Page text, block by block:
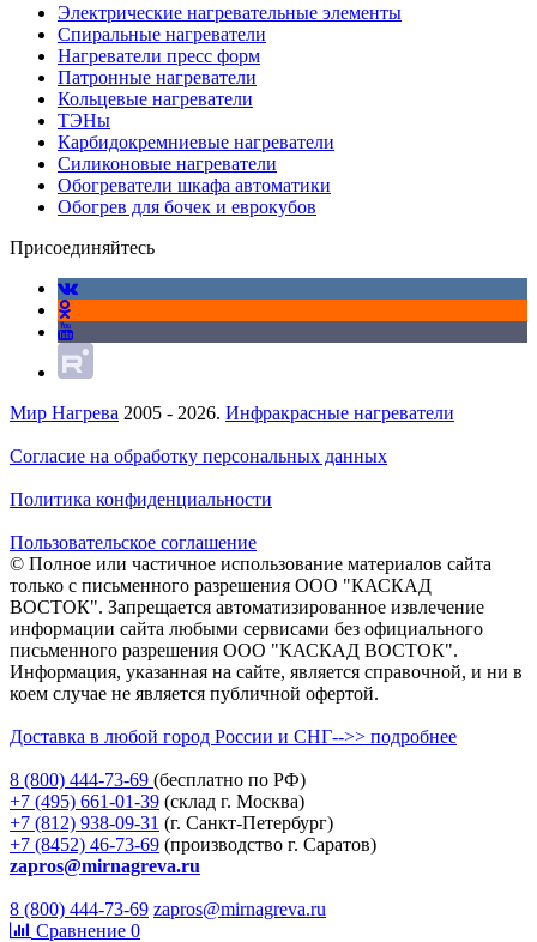
Электрические нагревательные элементы
Спиральные нагреватели
Нагреватели пресс форм
Патронные нагреватели
Кольцевые нагреватели
ТЭНы
Карбидокремниевые нагреватели
Силиконовые нагреватели
Обогреватели шкафа автоматики
Обогрев для бочек и еврокубов
Присоединяйтесь
Мир Нагрева 2005 - 2026. Инфракрасные нагреватели
Согласие на обработку персональных данных
Политика конфиденциальности
Пользовательское соглашение
© Полное или частичное использование материалов сайта
только с письменного разрешения ООО "КАСКАД
ВОСТОК". Запрещается автоматизированное извлечение
информации сайта любыми сервисами без официального
письменного разрешения ООО "КАСКАД ВОСТОК".
Информация, указанная на сайте, является справочной, и ни в
коем случае не является публичной офертой.
Доставка в любой город России и СНГ-->> подробнее
8 (800) 444-73-69 (бесплатно по РФ)
+7 (495) 661-01-39 (склад г. Москва)
+7 (812) 938-09-31 (г. Санкт-Петербург)
+7 (8452) 46-73-69 (производство г. Саратов)
zapros@mirnagreva.ru
8 (800) 444-73-69 zapros@mirnagreva.ru
Сравнение 0